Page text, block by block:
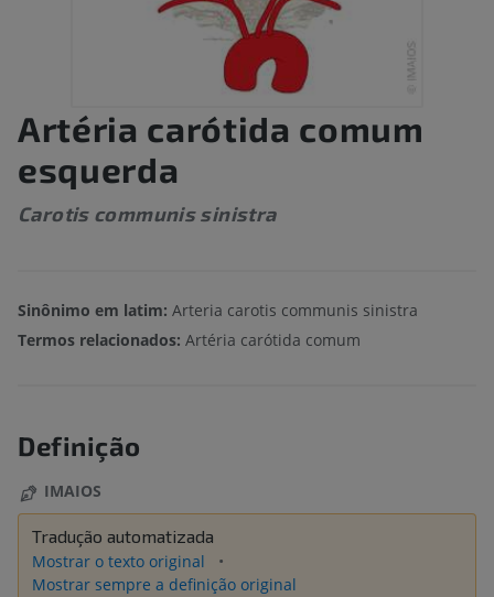
Artéria carótida comum
esquerda
Carotis communis sinistra
Sinônimo em latim: Arteria carotis communis sinistra
Termos relacionados: Artéria carótida comum
Definição
IMAIOS
Tradução automatizada
Mostrar o texto original
Mostrar sempre a definição original